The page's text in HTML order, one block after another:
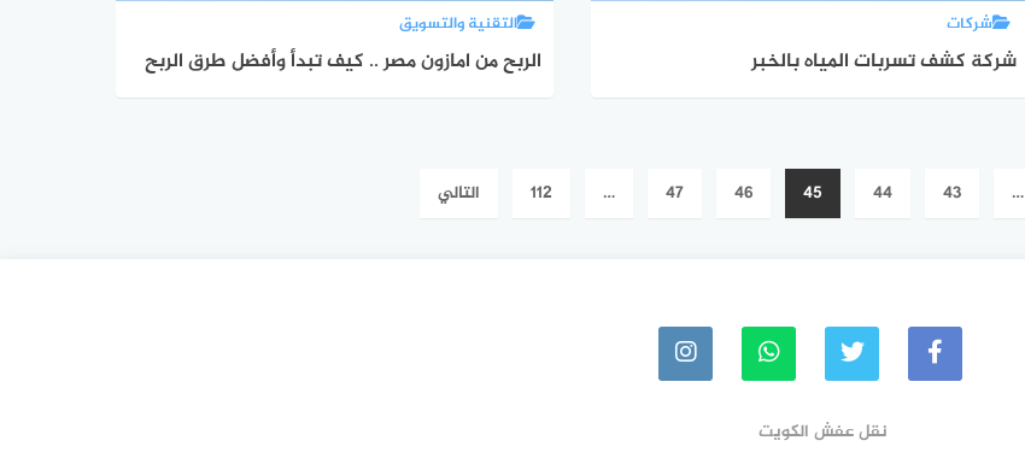
التقنية والتسويق
الربح من امازون مصر .. كيف تبدأ وأفضل طرق الربح
شركات
شركة كشف تسربات المياه بالخبر
…
43
44
45
46
47
…
112 التالي
نقل عفش الكويت